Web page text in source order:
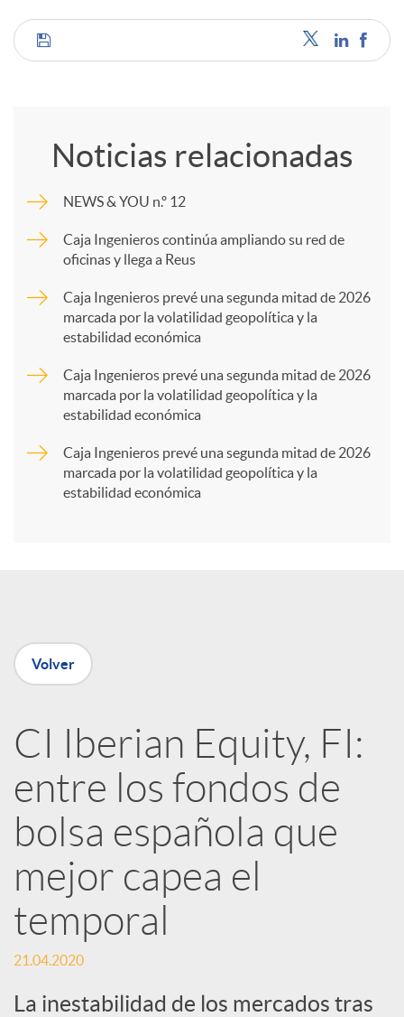
C
p
a
n
e
d
e
s
S
Noticias relacionadas
NEWS & YOU n.º 12
Caja Ingenieros continúa ampliando su red de
oficinas y llega a Reus
Caja Ingenieros prevé una segunda mitad de 2026
marcada por la volatilidad geopolítica y la
estabilidad económica
Caja Ingenieros prevé una segunda mitad de 2026
marcada por la volatilidad geopolítica y la
estabilidad económica
Caja Ingenieros prevé una segunda mitad de 2026
marcada por la volatilidad geopolítica y la
estabilidad económica
Volver
CI Iberian Equity, FI:
entre los fondos de
bolsa española que
mejor capea el
temporal
21.04.2020
La inestabilidad de los mercados tras